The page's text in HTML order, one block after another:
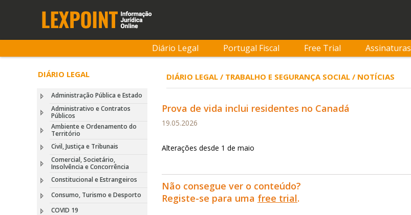
Diário Legal Portugal Fiscal Free Trial Assinaturas
DIÁRIO LEGAL
Administração Pública e Estado
Administrativo e Contratos
Públicos
Ambiente e Ordenamento do
Território
Civil, Justiça e Tribunais
Comercial, Societário,
Insolvência e Concorrência
Constitucional e Estrangeiros
Consumo, Turismo e Desporto
COVID 19
DIÁRIO LEGAL / TRABALHO E SEGURANÇA SOCIAL / NOTÍCIAS
Prova de vida inclui residentes no Canadá
19.05.2026
Alterações desde 1 de maio
Não consegue ver o conteúdo?
Registe-se para uma free trial.